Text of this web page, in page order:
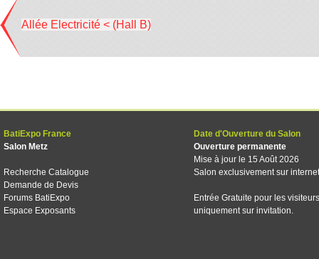
Allée Electricité < (Hall B)
BatiExpo France
Salon Metz
Recherche Catalogue
Demande de Devis
Forums BatiExpo
Espace Exposants
Date d'Ouverture du Salon
Ouverture permanente
Mise à jour le 15 Août 2026
Salon exclusivement sur internet
Entrée Gratuite pour les visiteurs
uniquement sur invitation.